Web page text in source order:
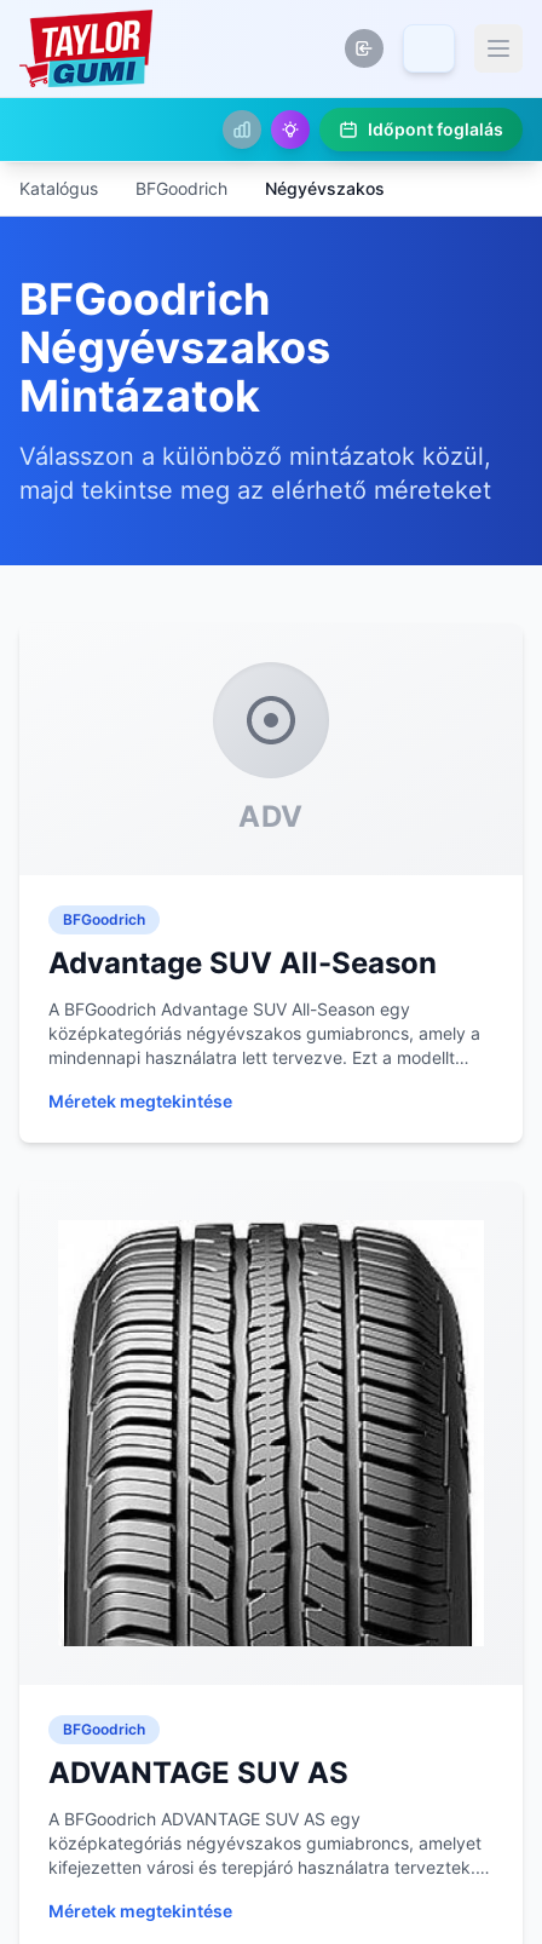
Időpont foglalás
Katalógus BFGoodrich Négyévszakos
BFGoodrich
Négyévszakos
Mintázatok
Válasszon a különböző mintázatok közül,
majd tekintse meg az elérhető méreteket
ADV
BFGoodrich
Advantage SUV All-Season
A BFGoodrich Advantage SUV All-Season egy
középkategóriás négyévszakos gumiabroncs, amely a
mindennapi használatra lett tervezve. Ezt a modellt
Méretek megtekintése
BFGoodrich
ADVANTAGE SUV AS
A BFGoodrich ADVANTAGE SUV AS egy
középkategóriás négyévszakos gumiabroncs, amelyet
kifejezetten városi és terepjáró használatra terveztek. A
Méretek megtekintése